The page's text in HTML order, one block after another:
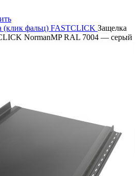
(клик фальц) FASTCLICK Защелка
NormanMP RAL 7004 — серый